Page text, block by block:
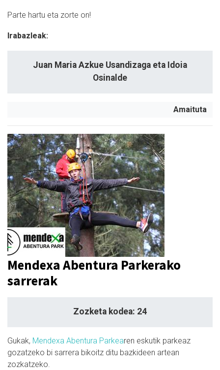
Parte hartu eta zorte on!
Irabazleak:
Juan Maria Azkue Usandizaga eta Idoia
Osinalde
Amaituta
Mendexa Abentura Parkerako
sarrerak
Zozketa kodea: 24
Gukak, Mendexa Abentura Parkearen eskutik parkeaz
gozatzeko bi sarrera bikoitz ditu bazkideen artean
zozkatzeko.